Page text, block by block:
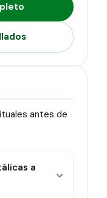
antes de
a